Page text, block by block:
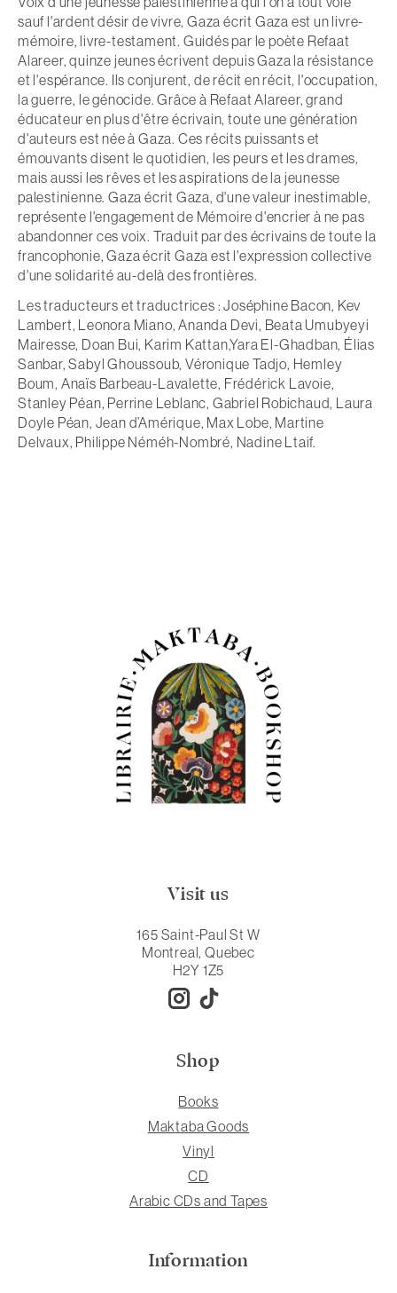
sauf l'ardent désir de vivre,Gaza écrit Gaza est un livre-
mémoire, livre-testament. Guidés par le poète Refaat
Alareer, quinze jeunes écrivent depuis Gaza la résistance
et l'espérance. Ils conjurent, de récit en récit, l'occupation,
la guerre, le génocide. Grâce à Refaat Alareer, grand
éducateur en plus d'être écrivain, toute une génération
d'auteurs est née à Gaza. Ces récits puissants et
émouvants disent le quotidien, les peurs et les drames,
mais aussi les rêves et les aspirations de la jeunesse
palestinienne.Gaza écrit Gaza, d'une valeur inestimable,
représente l'engagement de Mémoire d'encrier à ne pas
abandonner ces voix. Traduit par des écrivains de toute la
francophonie,Gaza écrit Gaza est l'expression collective
d'une solidarité au-delà des frontières.
Les traducteurs et traductrices : Joséphine Bacon, Kev
Lambert, Leonora Miano, Ananda Devi, Beata Umubyeyi
Mairesse, Doan Bui, Karim Kattan,Yara El-Ghadban, Élias
Sanbar, Sabyl Ghoussoub, Véronique Tadjo, Hemley
Boum, Anaïs Barbeau-Lavalette, Frédérick Lavoie,
Stanley Péan, Perrine Leblanc, Gabriel Robichaud, Laura
Doyle Péan, Jean d’Amérique, Max Lobe, Martine
Delvaux, Philippe Néméh-Nombré, Nadine Ltaif.
Visit us
165 Saint-Paul St W
Montreal, Quebec
H2Y 1Z5
Shop
Books
Maktaba Goods
Vinyl
CD
Arabic CDs and Tapes
Information